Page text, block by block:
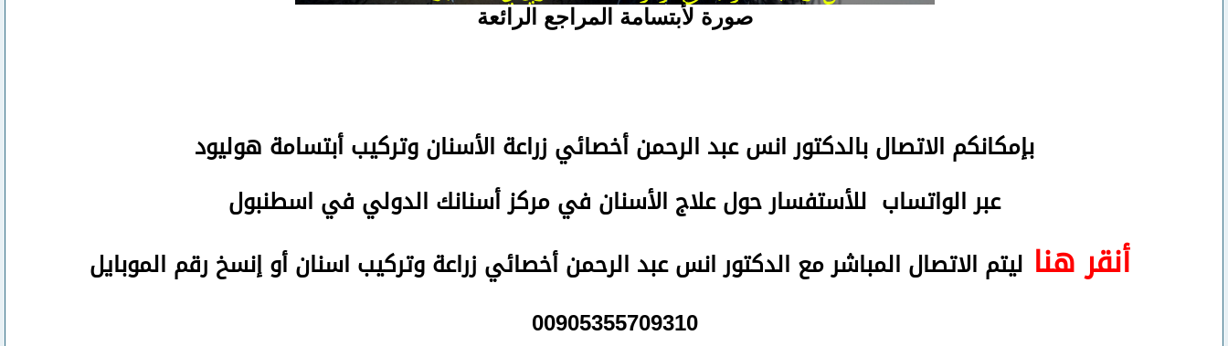
صورة لأبتسامة المراجع الرائعة
بإمكانكم الاتصال بالدكتور انس عبد الرحمنأخصائي زراعة الأسنان وتركيب أبتسامة هوليود
عبر الواتساب للأستفسار حول علاج الأسنان في مركز أسنانك الدولي في اسطنبول
أنقر هنا ليتم الاتصال المباشر مع الدكتور انس عبد الرحمن أخصائي زراعة وتركيب اسنانأوإنسخ رقم الموبايل
00905355709310